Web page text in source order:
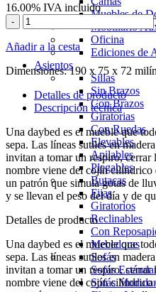
Muebles de
Mobiliario
Oficina
Ediciones de
Asientos
Sillas
Sin Brazos
Con Brazos
Giratorias
Con Ruedas
Elevables
Apilables
Plegables
Butacas
Fijas
Giratorios
Reclinables
Con
Mecedoras
Sofás
Sofás
Sofás
16.00% IVA incluido
-
Añadir a la cesta
Dimensiones: 190 x 75 x 72
Detalles de producto
Descripción técnica
Una daybed es el mueble que
sepa. Las líneas sutiles en
invitan a tomar un respiro, cerrar
nombre viene del cojín cilíndrico
un patrón que simula gotas de
y se llevan el peso del día y de
Detalles de producto
Una daybed es el mueble que
sepa. Las líneas sutiles en
invitan a tomar un respiro, cerrar
nombre viene del cojín cilíndrico